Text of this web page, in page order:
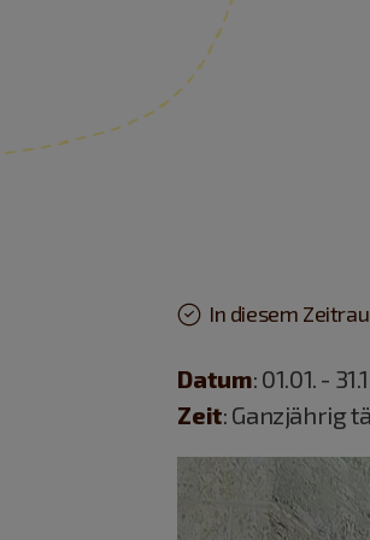
In diesem
Datum: 01.01. -
Zeit: Ganzjährig